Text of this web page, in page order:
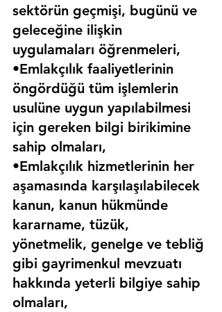
sektörün geçmişi, bugünü ve
geleceğine ilişkin
uygulamaları öğrenmeleri,
•Emlakçılık faaliyetlerinin
öngördüğü tüm işlemlerin
usulüne uygun yapılabilmesi
için gereken bilgi birikimine
sahip olmaları,
•Emlakçılık hizmetlerinin her
aşamasında karşılaşılabilecek
kanun, kanun hükmünde
kararname, tüzük,
yönetmelik, genelge ve tebliğ
gibi gayrimenkul mevzuatı
hakkında yeterli bilgiye sahip
olmaları,